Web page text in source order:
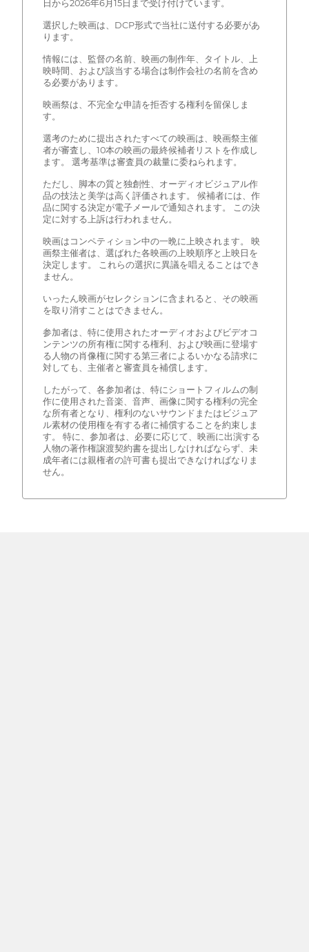
日から2026年6月15日まで受け付けています。
選択した映画は、DCP形式で当社に送付する必要があ
ります。
情報には、監督の名前、映画の制作年、タイトル、上
映時間、および該当する場合は制作会社の名前を含め
る必要があります。
映画祭は、不完全な申請を拒否する権利を留保しま
す。
選考のために提出されたすべての映画は、映画祭主催
者が審査し、10本の映画の最終候補者リストを作成し
ます。 選考基準は審査員の裁量に委ねられます。
ただし、脚本の質と独創性、オーディオビジュアル作
品の技法と美学は高く評価されます。 候補者には、作
品に関する決定が電子メールで通知されます。 この決
定に対する上訴は行われません。
映画はコンペティション中の一晩に上映されます。 映
画祭主催者は、選ばれた各映画の上映順序と上映日を
決定します。 これらの選択に異議を唱えることはでき
ません。
いったん映画がセレクションに含まれると、その映画
を取り消すことはできません。
参加者は、特に使用されたオーディオおよびビデオコ
ンテンツの所有権に関する権利、および映画に登場す
る人物の肖像権に関する第三者によるいかなる請求に
対しても、主催者と審査員を補償します。
したがって、各参加者は、特にショートフィルムの制
作に使用された音楽、音声、画像に関する権利の完全
な所有者となり、権利のないサウンドまたはビジュア
ル素材の使用権を有する者に補償することを約束しま
す。 特に、参加者は、必要に応じて、映画に出演する
人物の著作権譲渡契約書を提出しなければならず、未
成年者には親権者の許可書も提出できなければなりま
せん。